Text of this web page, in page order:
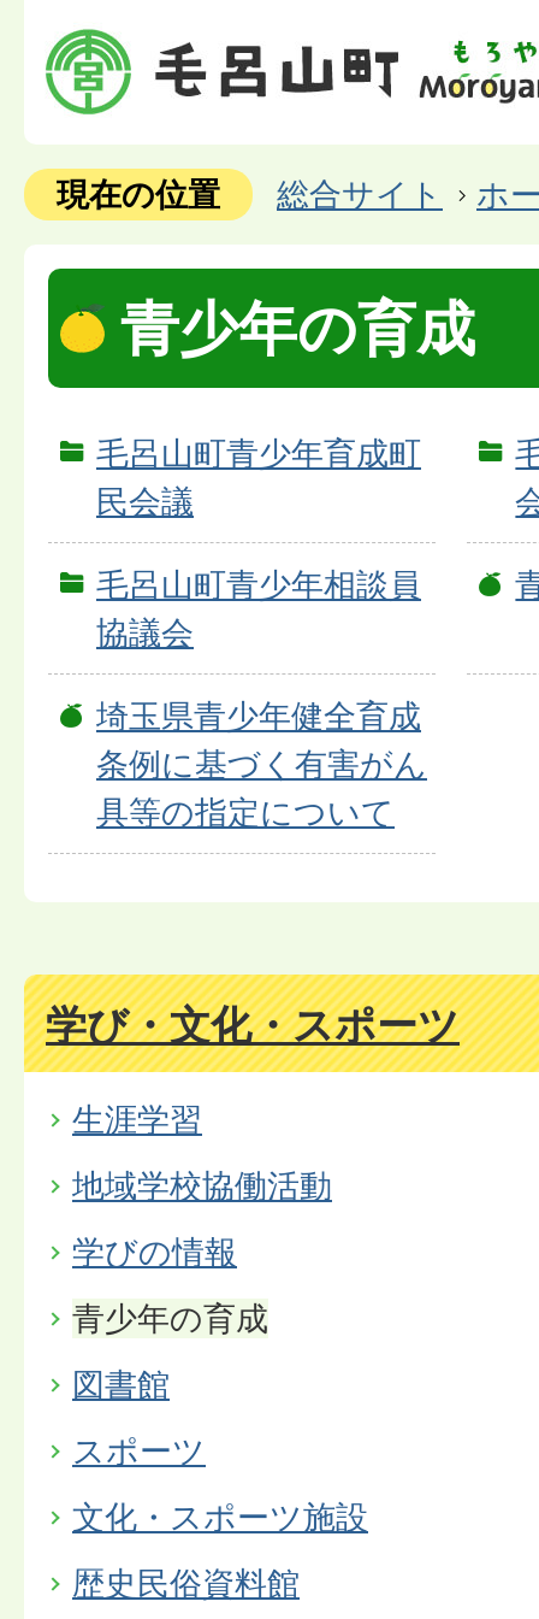
現在の位置 総合サイト ホ
青少年の育成
毛呂山町青少年育成町
民会議
毛呂山町青少年相談員
協議会
埼玉県青少年健全育成
条例に基づく有害がん
具等の指定について
学び・文化・スポーツ
生涯学習
地域学校協働活動
学びの情報
青少年の育成
図書館
スポーツ
文化・スポーツ施設
歴史民俗資料館